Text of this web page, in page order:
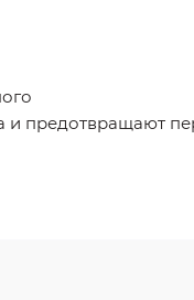
и предотвращают